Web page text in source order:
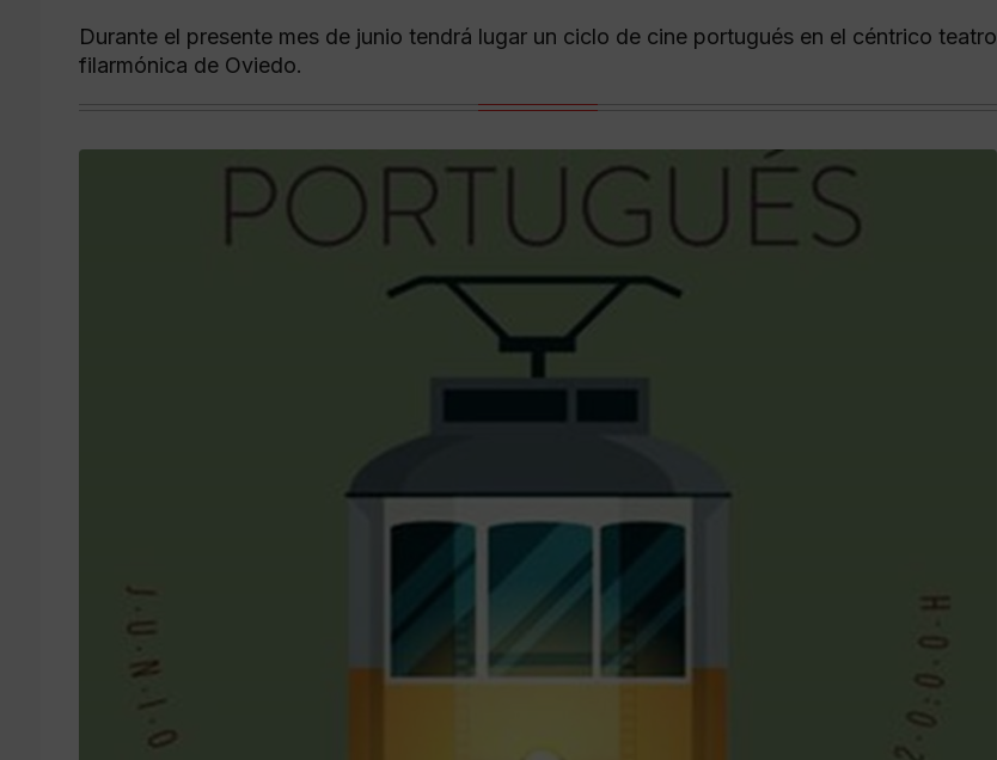
Durante el presente mes de junio tendrá lugar un ciclo de cine portugués en el céntrico teatro
filarmónica de Oviedo.